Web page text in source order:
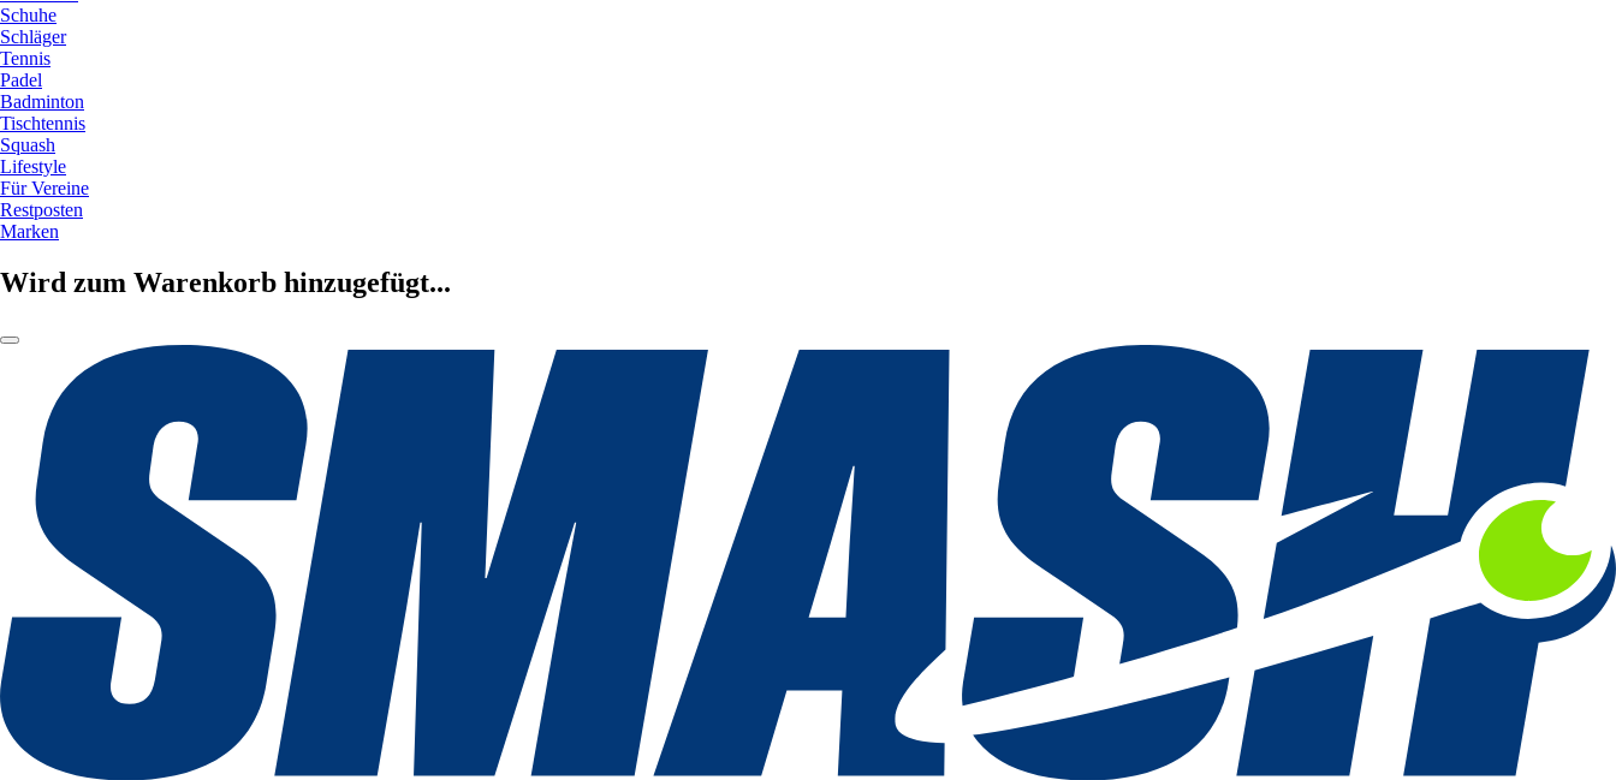
Schuhe
Schläger
Tennis
Padel
Badminton
Tischtennis
Squash
Lifestyle
Für Vereine
Restposten
Marken
Wird zum Warenkorb hinzugefügt...